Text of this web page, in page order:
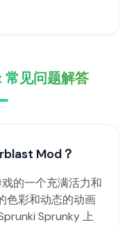
见问题解答
Mod？
的一个充满活力和
色彩和动态的动画
Sprunky 上